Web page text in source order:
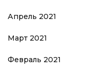
Апрель 2021
Март 2021
Февраль 2021